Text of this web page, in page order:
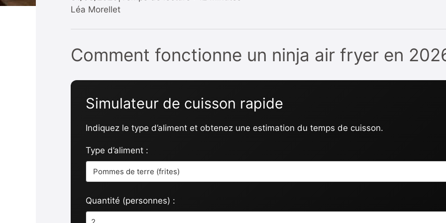
Léa Morellet
Comment fonctionne un ninja air fryer en
Simulateur de cuisson rapide
Indiquez le type d’aliment et obtenez une estimation du temps de cuisson.
Type d’aliment :
Quantité (personnes) :